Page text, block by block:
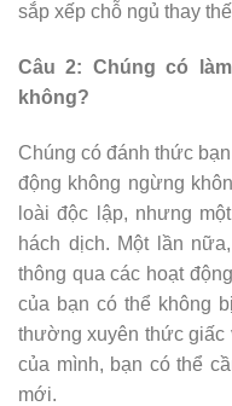
sắp xếp chỗ ngủ thay
Câu 2: Chúng có
không?
Chúng có đánh thức
động không ngừng
loài độc lập, nhưng
hách dịch. Một lần
thông qua các hoạt
của bạn có thể không
thường xuyên thức giấc
của mình, bạn có thể
mới.